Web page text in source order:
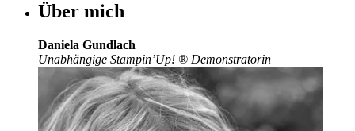
Über mich
Daniela Gundlach
Unabhängige Stampin’Up! ® Demonstratorin